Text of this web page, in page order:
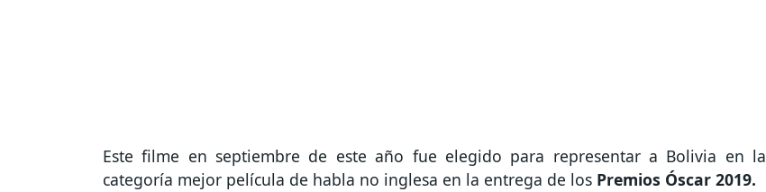
Este filme en septiembre de este año fue elegido para representar a Bolivia en la
categoría mejor película de habla no inglesa en la entrega de los Premios Óscar 2019.